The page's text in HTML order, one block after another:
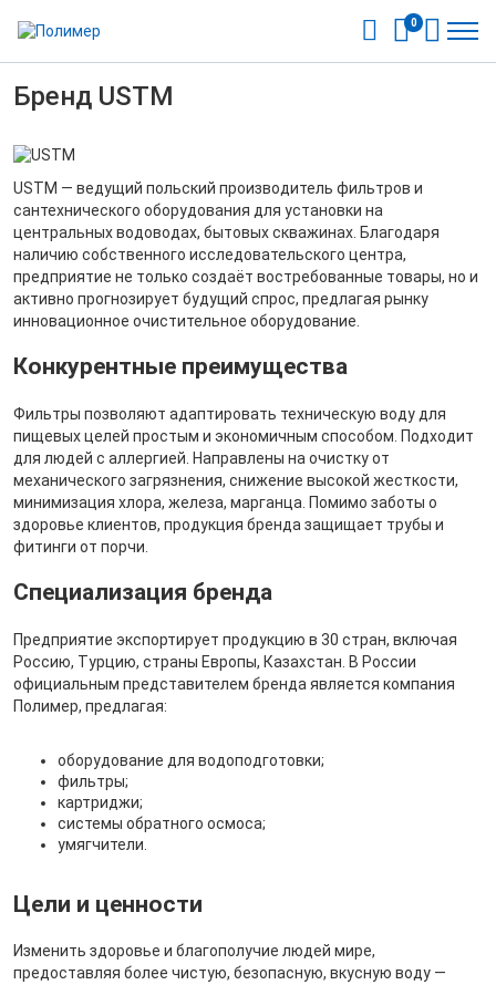
0
Бренд USTM
USTM — ведущий польский производитель фильтров и
сантехнического оборудования для установки на
центральных водоводах, бытовых скважинах. Благодаря
наличию собственного исследовательского центра,
предприятие не только создаёт востребованные товары, но и
активно прогнозирует будущий спрос, предлагая рынку
инновационное очистительное оборудование.
Конкурентные преимущества
Фильтры позволяют адаптировать техническую воду для
пищевых целей простым и экономичным способом. Подходит
для людей с аллергией. Направлены на очистку от
механического загрязнения, снижение высокой жесткости,
минимизация хлора, железа, марганца. Помимо заботы о
здоровье клиентов, продукция бренда защищает трубы и
фитинги от порчи.
Специализация бренда
Предприятие экспортирует продукцию в 30 стран, включая
Россию, Турцию, страны Европы, Казахстан. В России
официальным представителем бренда является компания
Полимер, предлагая:
оборудование для водоподготовки;
фильтры;
картриджи;
системы обратного осмоса;
умягчители.
Цели и ценности
Изменить здоровье и благополучие людей мире,
предоставляя более чистую, безопасную, вкусную воду —